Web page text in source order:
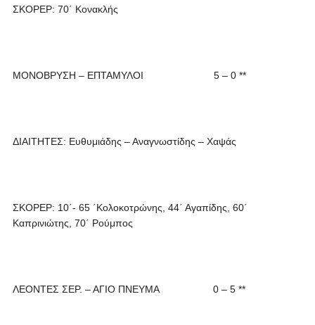
ΣΚΟΡΕΡ: 70΄ Κονακλής
ΜΟΝΟΒΡΥΣΗ – ΕΠΤΑΜΥΛΟΙ 5 – 0 **
ΔΙΑΙΤΗΤΕΣ: Ευθυμιάδης – Αναγνωστίδης – Χαψάς
ΣΚΟΡΕΡ: 10΄- 65 ΄Κολοκοτρώνης, 44΄ Αγαπίδης, 60΄
Καπρινιώτης, 70΄ Ρούμπος
ΛΕΟΝΤΕΣ ΣΕΡ. – ΑΓΙΟ ΠΝΕΥΜΑ 0 – 5 **